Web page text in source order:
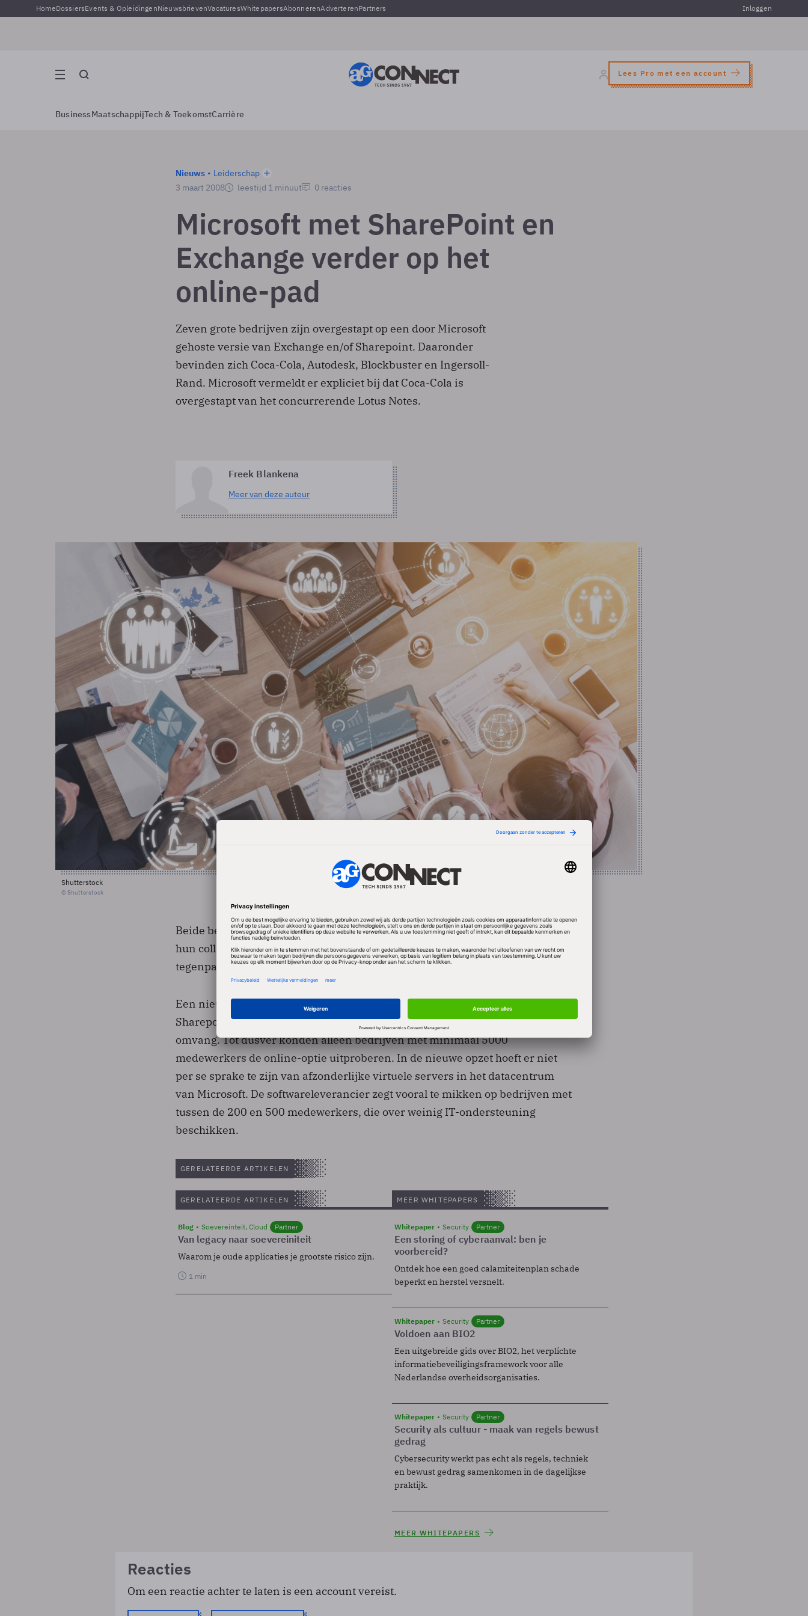
HomeDossiersEvents & OpleidingenNieuwsbrievenVacaturesWhitepapersAbonnerenAdverterenPartners Inloggen
Lees Pro met een account
BusinessMaatschappijTech & ToekomstCarrière
Nieuws
Leiderschap
3 maart 2008
leestijd 1 minuut 0 reacties
Microsoft met SharePoint en
Exchange verder op het
online-pad
Zeven grote bedrijven zijn overgestapt op een door Microsoft
gehoste versie van Exchange en/of Sharepoint. Daaronder
bevinden zich Coca-Cola, Autodesk, Blockbuster en Ingersoll-
Rand. Microsoft vermeldt er expliciet bij dat Coca-Cola is
overgestapt van het concurrerende Lotus Notes.
Freek Blankena
Meer van deze auteur
Shutterstock
© Shutterstock
Beide bedrijven laten overigens geen kans onbenut om ter gelegenheid van
hun collaboration-conferenties de 'customer wins' ten koste van de
tegenpartij breeduit te etaleren.
Een nieuwe zet is de beschikbaarheid van het drietal Exchange Server,
Sharepoint Server en Office Communications Server voor bedrijven van elke
omvang. Tot dusver konden alleen bedrijven met minimaal 5000
medewerkers de online-optie uitproberen. In de nieuwe opzet hoeft er niet
per se sprake te zijn van afzonderlijke virtuele servers in het datacentrum
van Microsoft. De softwareleverancier zegt vooral te mikken op bedrijven met
tussen de 200 en 500 medewerkers, die over weinig IT-ondersteuning
beschikken.
GERELATEERDE ARTIKELEN
GERELATEERDE ARTIKELEN
Blog Soevereinteit, Cloud Partner
Van legacy naar soevereiniteit
Waarom je oude applicaties je grootste risico zijn.
1 min
MEER WHITEPAPERS
Whitepaper Security Partner
Een storing of cyberaanval: ben je
voorbereid?
Ontdek hoe een goed calamiteitenplan schade
beperkt en herstel versnelt.
Whitepaper Security Partner
Voldoen aan BIO2
Een uitgebreide gids over BIO2, het verplichte
informatiebeveiligingsframework voor alle
Nederlandse overheidsorganisaties.
Whitepaper Security Partner
Security als cultuur - maak van regels bewust
gedrag
Cybersecurity werkt pas echt als regels, techniek
en bewust gedrag samenkomen in de dagelijkse
praktijk.
MEER WHITEPAPERS
Reacties
Om een reactie achter te laten is een account vereist.